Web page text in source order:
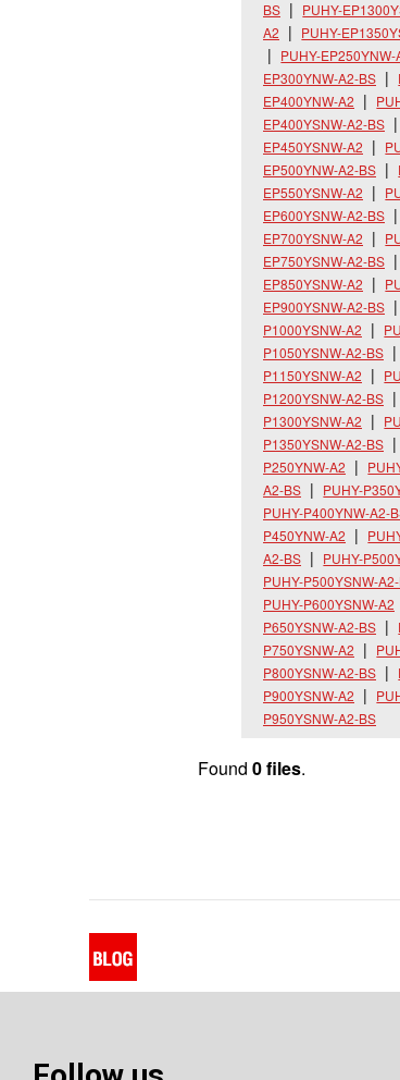
BS
PUHY-
A2
PUHY-
PUHY-EP250YNW-
EP300YNW-A2-BS
EP400YNW-A2
EP400YSNW-A2-BS
EP450YSNW-A2
EP500YNW-A2-BS
EP550YSNW-A2
EP600YSNW-A2-BS
EP700YSNW-A2
EP750YSNW-A2-BS
EP850YSNW-A2
EP900YSNW-A2-BS
P1000YSNW-A2
P1050YSNW-A2-BS
P1150YSNW-A2
P1200YSNW-A2-BS
P1300YSNW-A2
P1350YSNW-A2-BS
P250YNW-A2
A2-BS
PUHY-
PUHY-P400YNW-A2-
P450YNW-A2
A2-BS
PUHY-
PUHY-P500YSNW-
PUHY-P600YSNW-A2
P650YSNW-A2-BS
P750YSNW-A2
P800YSNW-A2-BS
P900YSNW-A2
P950YSNW-A2-BS
Found 0 files.